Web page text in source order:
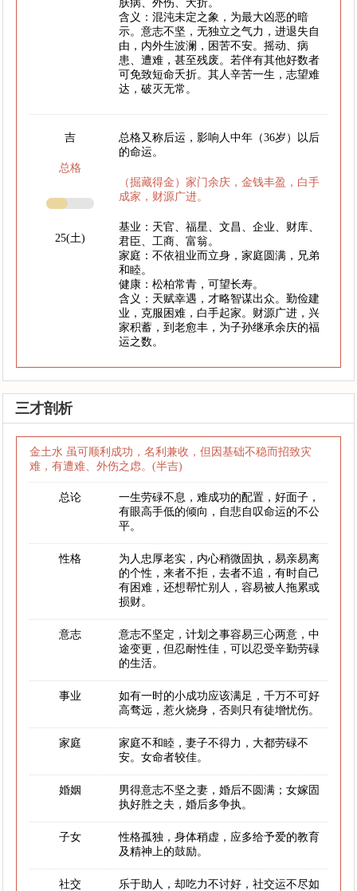
肤病、外伤、夭折。
含义：混沌未定之象，为最大凶恶的暗
示。意志不坚，无独立之气力，进退失自
由，内外生波澜，困苦不安。摇动、病
患、遭难，甚至残废。若伴有其他好数者
可免致短命夭折。其人辛苦一生，志望难
达，破灭无常。
吉
总格
25(土)
总格又称后运，影响人中年（36岁）以后
的命运。
（掘藏得金）家门余庆，金钱丰盈，白手
成家，财源广进。
基业：天官、福星、文昌、企业、财库、
君臣、工商、富翁。
家庭：不依祖业而立身，家庭圆满，兄弟
和睦。
健康：松柏常青，可望长寿。
含义：天赋幸遇，才略智谋出众。勤俭建
业，克服困难，白手起家。财源广进，兴
家积蓄，到老愈丰，为子孙继承余庆的福
运之数。
三才剖析
金土水 虽可顺利成功，名利兼收，但因基础不稳而招致灾
难，有遭难、外伤之虑。(半吉)
总论
一生劳碌不息，难成功的配置，好面子，
有眼高手低的倾向，自悲自叹命运的不公
平。
性格
为人忠厚老实，内心稍微固执，易亲易离
的个性，来者不拒，去者不追，有时自己
有困难，还想帮忙别人，容易被人拖累或
损财。
意志
意志不坚定，计划之事容易三心两意，中
途变更，但忍耐性佳，可以忍受辛勤劳碌
的生活。
事业
如有一时的小成功应该满足，千万不可好
高骛远，惹火烧身，否则只有徒增忧伤。
家庭
家庭不和睦，妻子不得力，大都劳碌不
安。女命者较佳。
婚姻
男得意志不坚之妻，婚后不圆满；女嫁固
执好胜之夫，婚后多争执。
子女
性格孤独，身体稍虚，应多给予爱的教育
及精神上的鼓励。
社交 乐于助人，却吃力不讨好，社交运不尽如